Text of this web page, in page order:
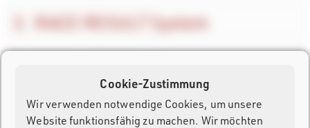
RACE RESULT System
Andere Produkte
Cookie-Zustimmung
Wir verwenden notwendige Cookies, um unsere
Website funktionsfähig zu machen. Wir möchten